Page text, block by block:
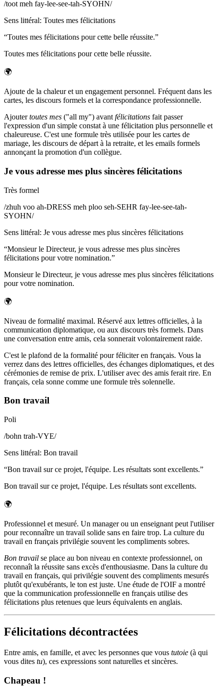
/toot meh fay-lee-see-tah-SYOHN/
Sens littéral: Toutes mes félicitations
“Toutes mes félicitations pour cette belle réussite.”
Toutes mes félicitations pour cette belle réussite.
🌍
Ajoute de la chaleur et un engagement personnel. Fréquent dans les
cartes, les discours formels et la correspondance professionnelle.
Ajoutertoutes mes ("all my") avant félicitations fait passer
l'expression d'un simple constat à une félicitation plus personnelle et
chaleureuse. C'est une formule très utilisée pour les cartes de
mariage, les discours de départ à la retraite, et les emails formels
annonçant la promotion d'un collègue.
Je vous adresse mes plus sincères félicitations
Très formel
/zhuh voo ah-DRESS meh ploo seh-SEHR fay-lee-see-tah-
SYOHN/
Sens littéral: Je vous adresse mes plus sincères félicitations
“Monsieur le Directeur, je vous adresse mes plus sincères
félicitations pour votre nomination.”
Monsieur le Directeur, je vous adresse mes plus sincères félicitations
pour votre nomination.
🌍
Niveau de formalité maximal. Réservé aux lettres officielles, à la
communication diplomatique, ou aux discours très formels. Dans
une conversation entre amis, cela sonnerait volontairement raide.
C'est le plafond de la formalité pour féliciter en français. Vous la
verrez dans des lettres officielles, des échanges diplomatiques, et des
cérémonies de remise de prix. L'utiliser avec des amis ferait rire. En
français, cela sonne comme une formule très solennelle.
Bon travail
Poli
/bohn trah-VYE/
Sens littéral: Bon travail
“Bon travail sur ce projet, l'équipe. Les résultats sont excellents.”
Bon travail sur ce projet, l'équipe. Les résultats sont excellents.
🌍
Professionnel et mesuré. Un manager ou un enseignant peut l'utiliser
pour reconnaître un travail solide sans en faire trop. La culture du
travail en français privilégie souvent les compliments sobres.
Bon travail se place au bon niveau en contexte professionnel, on
reconnaît la réussite sans excès d'enthousiasme. Dans la culture du
travail en français, qui privilégie souvent des compliments mesurés
plutôt qu'exubérants, le ton est juste. Une étude de l'OIF a montré
que la communication professionnelle en français utilise des
félicitations plus retenues que leurs équivalents en anglais.
Félicitations décontractées
Entre amis, en famille, et avec les personnes que vous tutoie (à qui
vous dites tu), ces expressions sont naturelles et sincères.
Chapeau !